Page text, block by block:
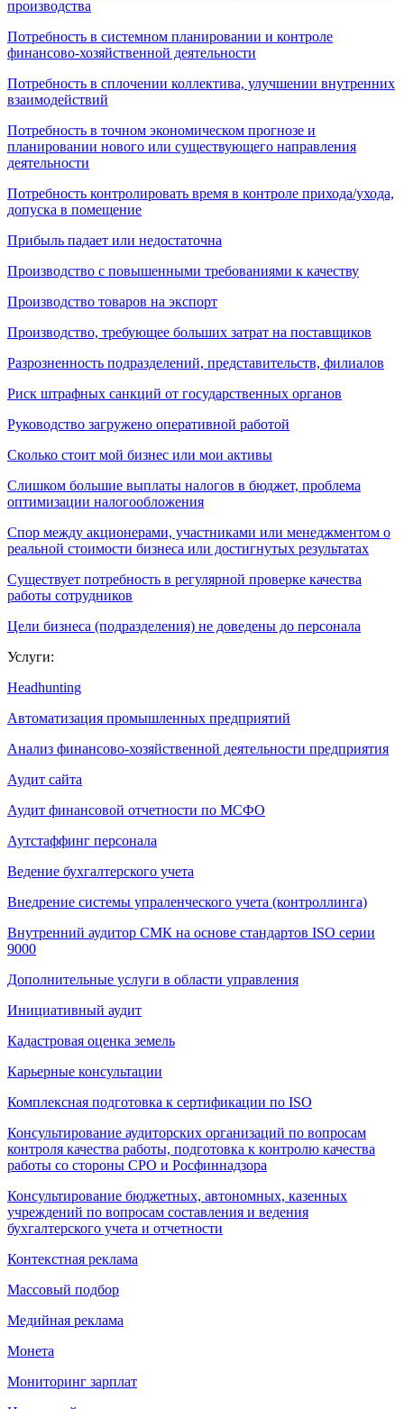
производства
Потребность в системном планировании и контроле
финансово-хозяйственной деятельности
Потребность в сплочении коллектива, улучшении внутренних
взаимодействий
Потребность в точном экономическом прогнозе и
планировании нового или существующего направления
деятельности
Потребность контролировать время в контроле прихода/ухода,
допуска в помещение
Прибыль падает или недостаточна
Производство с повышенными требованиями к качеству
Производство товаров на экспорт
Производство, требующее больших затрат на поставщиков
Разрозненность подразделений, представительств, филиалов
Риск штрафных санкций от государственных органов
Руководство загружено оперативной работой
Сколько стоит мой бизнес или мои активы
Слишком большие выплаты налогов в бюджет, проблема
оптимизации налогообложения
Спор между акционерами, участниками или менеджментом о
реальной стоимости бизнеса или достигнутых результатах
Существует потребность в регулярной проверке качества
работы сотрудников
Цели бизнеса (подразделения) не доведены до персонала
Услуги:
Headhunting
Автоматизация промышленных предприятий
Анализ финансово-хозяйственной деятельности предприятия
Аудит сайта
Аудит финансовой отчетности по МСФО
Аутстаффинг персонала
Ведение бухгалтерского учета
Внедрение системы упраленческого учета (контроллинга)
Внутренний аудитор СМК на основе стандартов ISO серии
9000
Дополнительные услуги в области управления
Инициативный аудит
Кадастровая оценка земель
Карьерные консультации
Комплексная подготовка к сертификации по ISO
Консультирование аудиторских организаций по вопросам
контроля качества работы, подготовка к контролю качества
работы со стороны СРО и Росфиннадзора
Консультирование бюджетных, автономных, казенных
учреждений по вопросам составления и ведения
бухгалтерского учета и отчетности
Контекстная реклама
Массовый подбор
Медийная реклама
Монета
Мониторинг зарплат